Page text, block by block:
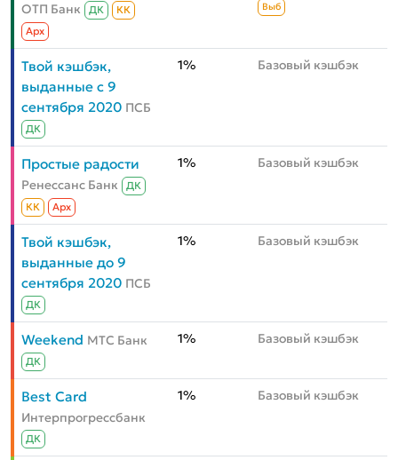
ОТП Банк ДК
КК
Aрх
Выб
Твой кэшбэк,
выданные с 9
сентября 2020 ПСБ
ДК
1% Базовый кэшбэк
Простые радости
Ренессанс Банк
ДК
КК
Aрх
1% Базовый кэшбэк
Твой кэшбэк,
выданные до 9
сентября 2020 ПСБ
ДК
1% Базовый кэшбэк
Weekend МТС Банк
ДК
1% Базовый кэшбэк
Best Card
Интерпрогрессбанк
ДК
1% Базовый кэшбэк